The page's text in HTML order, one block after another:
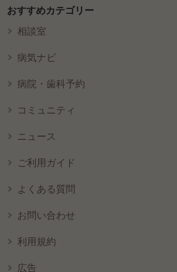
おすすめカテゴリー
相談室
病気ナビ
病院・歯科予約
コミュニティ
ニュース
ご利用ガイド
よくある質問
お問い合わせ
利用規約
広告